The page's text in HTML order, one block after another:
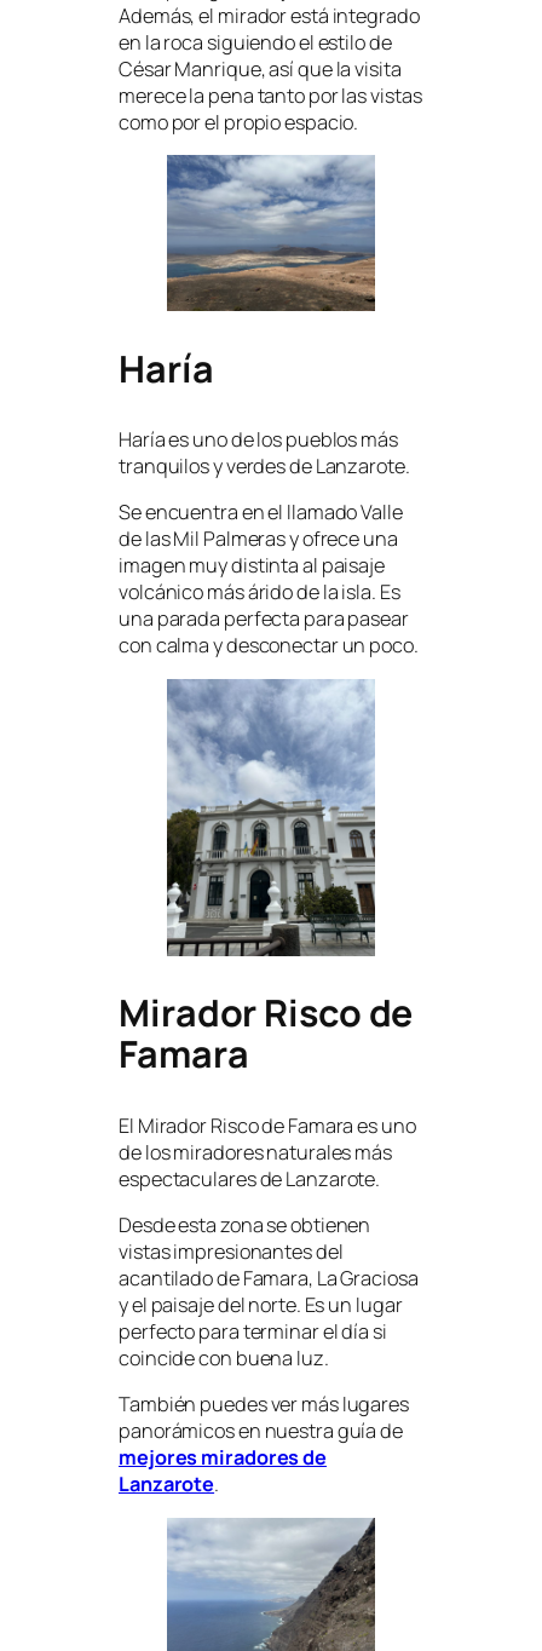
Además, el mirador está integrado
en la roca siguiendo el estilo de
César Manrique, así que la visita
merece la pena tanto por las vistas
como por el propio espacio.
Haría
Haría es uno de los pueblos más
tranquilos y verdes de Lanzarote.
Se encuentra en el llamado Valle
de las Mil Palmeras y ofrece una
imagen muy distinta al paisaje
volcánico más árido de la isla. Es
una parada perfecta para pasear
con calma y desconectar un poco.
Mirador Risco de
Famara
El Mirador Risco de Famara es uno
de los miradores naturales más
espectaculares de Lanzarote.
Desde esta zona se obtienen
vistas impresionantes del
acantilado de Famara, La Graciosa
y el paisaje del norte. Es un lugar
perfecto para terminar el día si
coincide con buena luz.
También puedes ver más lugares
panorámicos en nuestra guía de
mejores miradores de
Lanzarote.